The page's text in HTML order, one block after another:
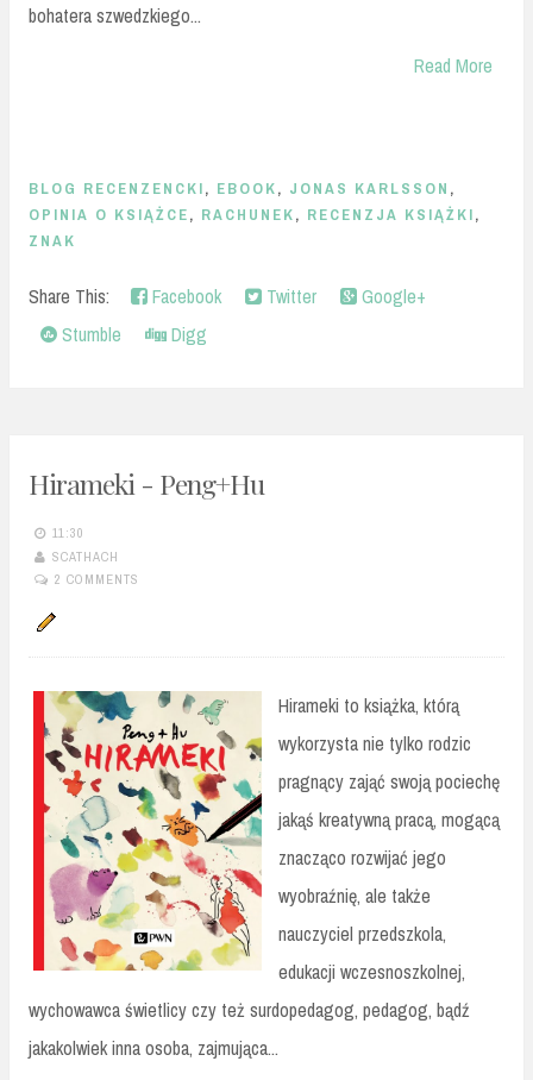
bohatera szwedzkiego...
Read More
BLOG RECENZENCKI, EBOOK, JONAS KARLSSON ,
OPINIA O KSIĄŻCE, RACHUNEK, RECENZJA KSIĄŻKI,
ZNAK
Share This: Facebook Twitter
Google+
Stumble
Digg
Hirameki - Peng+Hu
11:30
SCATHACH
2 COMMENTS
Hirameki to książka, którą
wykorzysta nie tylko rodzic
pragnący zająć swoją pociechę
jakąś kreatywną pracą, mogącą
znacząco rozwijać jego
wyobraźnię, ale także
nauczyciel przedszkola,
edukacji wczesnoszkolnej,
wychowawca świetlicy czy też surdopedagog, pedagog, bądź
jakakolwiek inna osoba, zajmująca...